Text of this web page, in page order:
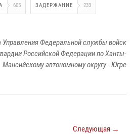
605 ЗАДЕРЖАНИЕ 233
Федеральной службы войск
Российской Федерации по Ханты-
Мансийскому автономному округу - Югре
Следующая →